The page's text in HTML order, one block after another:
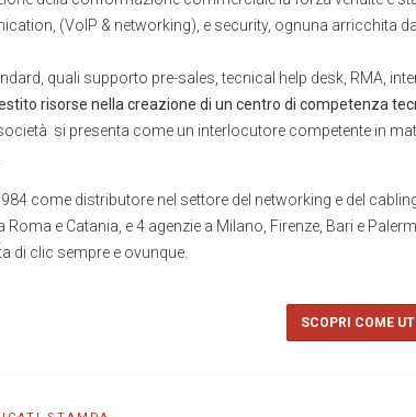
(VoIP & networking), e security, ognuna arricchita
quali supporto pre-sales, tecnical help desk, RMA,
risorse nella creazione di un centro di competenza
si presenta come un interlocutore competente in
come distributore nel settore del networking e del
e Catania, e 4 agenzie a Milano, Firenze, Bari e
di clic sempre e ovunque.
SCOPRI COME